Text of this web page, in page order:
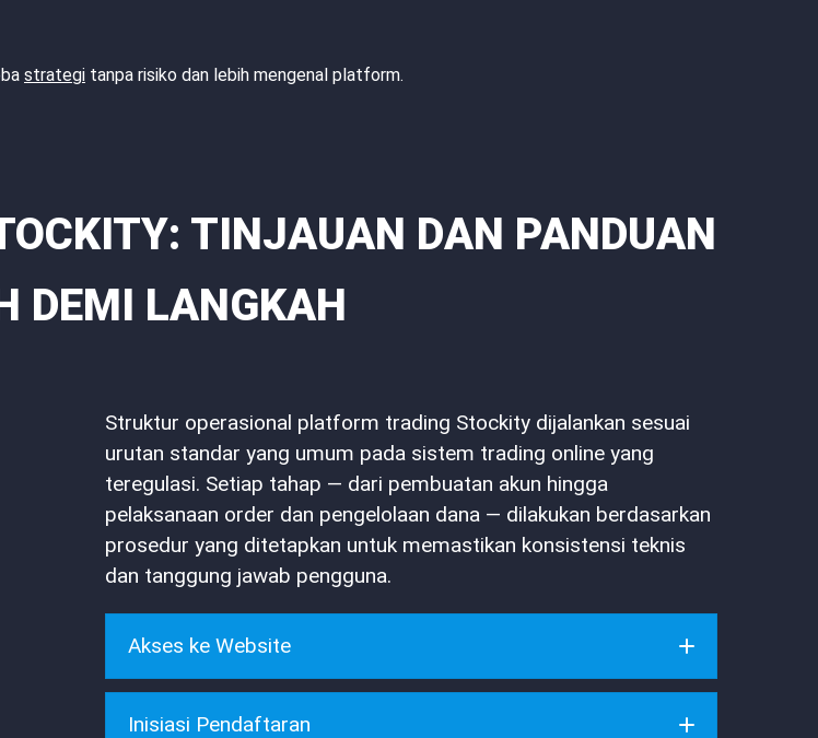
strategi tanpa risiko dan lebih mengenal platform.
TINJAUAN DAN PANDUAN
DEMI LANGKAH
Struktur operasional platform trading Stockity dijalankan sesuai
urutan standar yang umum pada sistem trading online yang
teregulasi. Setiap tahap — dari pembuatan akun hingga
pelaksanaan order dan pengelolaan dana — dilakukan berdasarkan
prosedur yang ditetapkan untuk memastikan konsistensi teknis
dan tanggung jawab pengguna.
Akses ke Website
Inisiasi Pendaftaran